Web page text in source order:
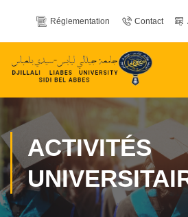
Réglementation Contact
ACTIVITÉS